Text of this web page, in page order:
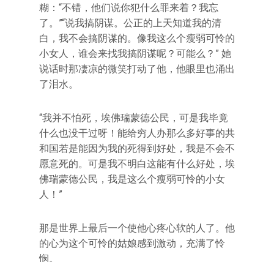
糊：“不错，他们说你犯什么罪来着？我忘
了。”“说我搞阴谋。公正的上天知道我的清
白，我不会搞阴谋的。像我这么个瘦弱可怜的
小女人，谁会来找我搞阴谋呢？可能么？” 她
说话时那凄凉的微笑打动了他，他眼里也涌出
了泪水。
“我并不怕死，埃佛瑞蒙德公民，可是我毕竟
什么也没干过呀！能给穷人办那么多好事的共
和国若是能因为我的死得到好处，我是不会不
愿意死的。可是我不明白这能有什么好处，埃
佛瑞蒙德公民，我是这么个瘦弱可怜的小女
人！”
那是世界上最后一个使他心疼心软的人了。他
的心为这个可怜的姑娘感到激动，充满了怜
悯。